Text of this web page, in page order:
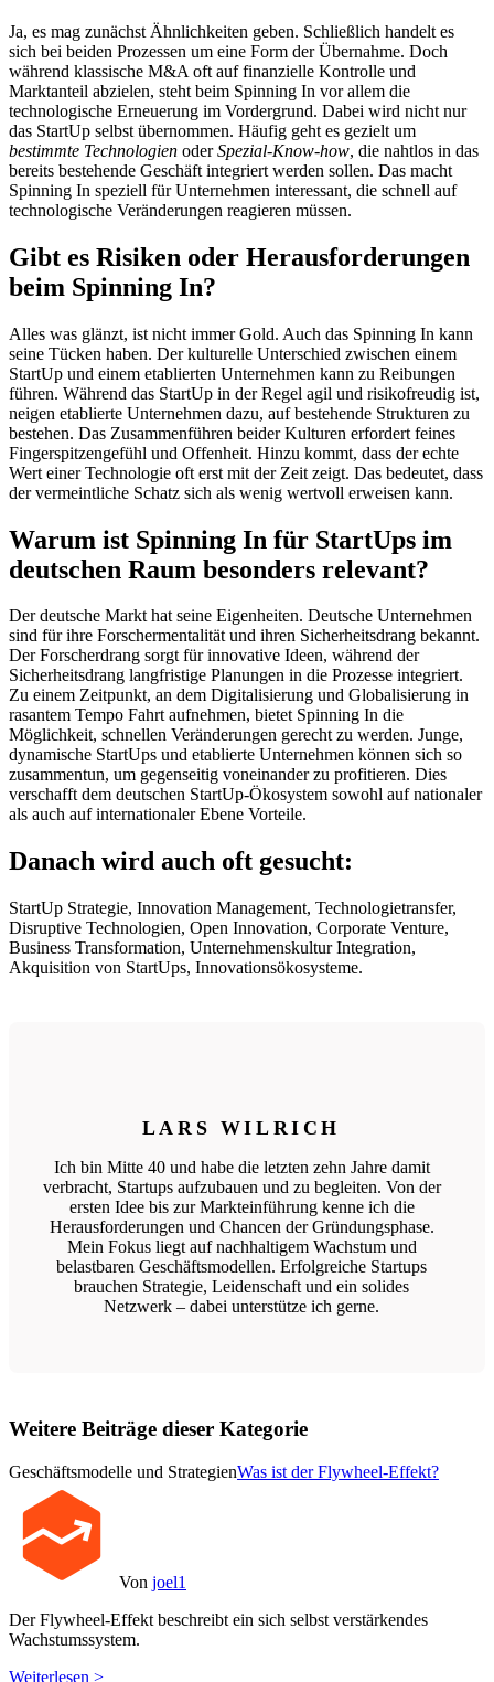
Ja, es mag zunächst Ähnlichkeiten geben. Schließlich handelt es
sich bei beiden Prozessen um eine Form der Übernahme. Doch
während klassische M&A oft auf finanzielle Kontrolle und
Marktanteil abzielen, steht beim Spinning In vor allem die
technologische Erneuerung im Vordergrund. Dabei wird nicht nur
das StartUp selbst übernommen. Häufig geht es gezielt um
bestimmte Technologien oderSpezial-Know-how, die nahtlos in das
bereits bestehende Geschäft integriert werden sollen. Das macht
Spinning In speziell für Unternehmen interessant, die schnell auf
technologische Veränderungen reagieren müssen.
Gibt es Risiken oder Herausforderungen
beim Spinning In?
Alles was glänzt, ist nicht immer Gold. Auch das Spinning In kann
seine Tücken haben. Der kulturelle Unterschied zwischen einem
StartUp und einem etablierten Unternehmen kann zu Reibungen
führen. Während das StartUp in der Regel agil und risikofreudig ist,
neigen etablierte Unternehmen dazu, auf bestehende Strukturen zu
bestehen. Das Zusammenführen beider Kulturen erfordert feines
Fingerspitzengefühl und Offenheit. Hinzu kommt, dass der echte
Wert einer Technologie oft erst mit der Zeit zeigt. Das bedeutet, dass
der vermeintliche Schatz sich als wenig wertvoll erweisen kann.
Warum ist Spinning In für StartUps im
deutschen Raum besonders relevant?
Der deutsche Markt hat seine Eigenheiten. Deutsche Unternehmen
sind für ihre Forschermentalität und ihren Sicherheitsdrang bekannt.
Der Forscherdrang sorgt für innovative Ideen, während der
Sicherheitsdrang langfristige Planungen in die Prozesse integriert.
Zu einem Zeitpunkt, an dem Digitalisierung und Globalisierung in
rasantem Tempo Fahrt aufnehmen, bietet Spinning In die
Möglichkeit, schnellen Veränderungen gerecht zu werden. Junge,
dynamische StartUps und etablierte Unternehmen können sich so
zusammentun, um gegenseitig voneinander zu profitieren. Dies
verschafft dem deutschen StartUp-Ökosystem sowohl auf nationaler
als auch auf internationaler Ebene Vorteile.
Danach wird auch oft gesucht:
StartUp Strategie, Innovation Management, Technologietransfer,
Disruptive Technologien, Open Innovation, Corporate Venture,
Business Transformation, Unternehmenskultur Integration,
Akquisition von StartUps, Innovationsökosysteme.
LARS WILRICH
Ich bin Mitte 40 und habe die letzten zehn Jahre damit
verbracht, Startups aufzubauen und zu begleiten. Von der
ersten Idee bis zur Markteinführung kenne ich die
Herausforderungen und Chancen der Gründungsphase.
Mein Fokus liegt auf nachhaltigem Wachstum und
belastbaren Geschäftsmodellen. Erfolgreiche Startups
brauchen Strategie, Leidenschaft und ein solides
Netzwerk – dabei unterstütze ich gerne.
Weitere Beiträge dieser Kategorie
Geschäftsmodelle und StrategienWas ist der Flywheel-Effekt?
Von joel1
Der Flywheel-Effekt beschreibt ein sich selbst verstärkendes
Wachstumssystem.
Weiterlesen >